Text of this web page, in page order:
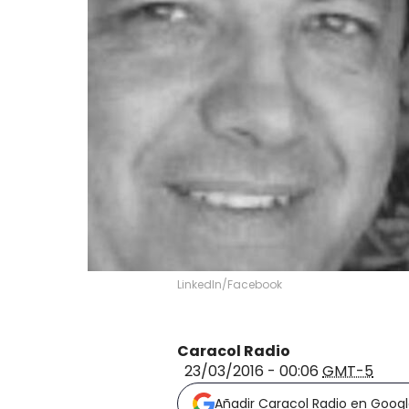
LinkedIn/Facebook
Caracol Radio
23/03/2016 - 00:06 GMT-5
Añadir Caracol Radio en